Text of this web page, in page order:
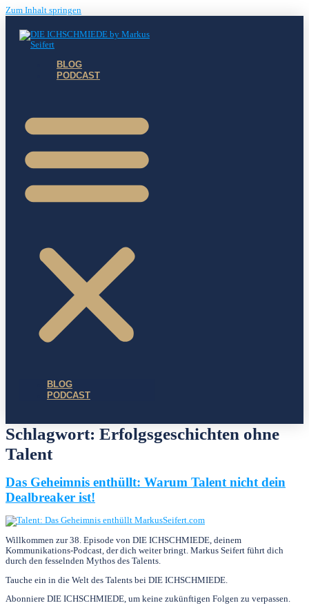
Zum Inhalt springen
BLOG
PODCAST
BLOG
PODCAST
Schlagwort: Erfolgsgeschichten ohne
Talent
Das Geheimnis enthüllt: Warum Talent nicht dein
Dealbreaker ist!
Willkommen zur 38. Episode von DIE ICHSCHMIEDE, deinem
Kommunikations-Podcast, der dich weiter bringt. Markus Seifert führt dich
durch den fesselnden Mythos des Talents.
Tauche ein in die Welt des Talents bei DIE ICHSCHMIEDE.
Abonniere DIE ICHSCHMIEDE, um keine zukünftigen Folgen zu verpassen.